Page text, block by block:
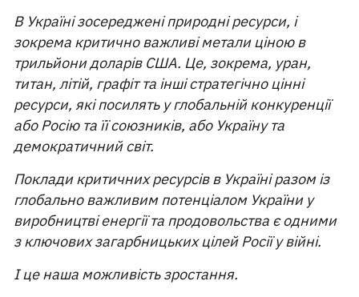
В Україні зосереджені природні ресурси, і
зокрема критично важливі метали ціною в
трильйони доларів США. Це, зокрема, уран,
титан, літій, графіт та інші стратегічно цінні
ресурси, які посилять у глобальній конкуренції
або Росію та її союзників, або Україну та
демократичний світ.
Поклади критичних ресурсів в Україні разом із
глобально важливим потенціалом України у
виробництві енергії та продовольства є одними
з ключових загарбницьких цілей Росії у війні.
І це наша можливість зростання.